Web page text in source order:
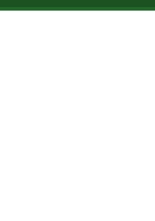
Skip to main content